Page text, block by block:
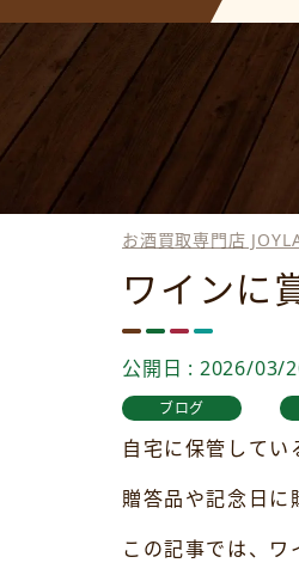
お酒買取専門店
ワインに
公開日 : 2026/03/
ブログ
自宅に保管してい
贈答品や記念日に
この記事では、